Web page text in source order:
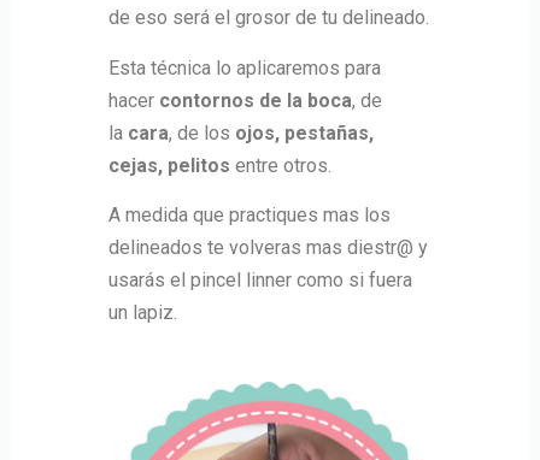
de eso será el grosor de tu delineado.
Esta técnica lo aplicaremos para
hacer contornos de la boca, de
la cara, de los ojos, pestañas,
cejas, pelitos entre otros.
A medida que practiques mas los
delineados te volveras mas diestr@ y
usarás el pincel linner como si fuera
un lapiz.